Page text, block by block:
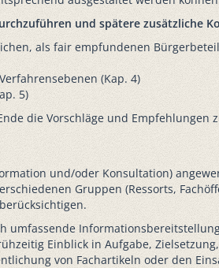
und spätere zusätzliche
als fair empfundenen
(Kap. 4)
5)
die Vorschläge und
und/oder Konsultation)
Gruppen (Ressorts,
umfassende
Einblick in Aufgabe,
von Fachartikeln oder den